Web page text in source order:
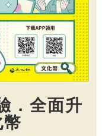
．全面升
幣